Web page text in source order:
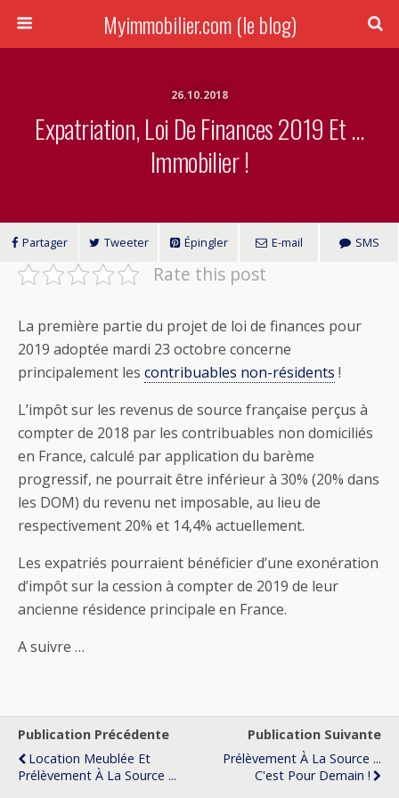
Myimmobilier.com (le blog)
26.10.2018
Expatriation, Loi De Finances 2019 Et …
Immobilier !
Partager Tweeter Épingler E-mail SMS
Rate this post
La première partie du projet de loi de finances pour
2019 adoptée mardi 23 octobre concerne
principalement les contribuables non-résidents !
L’impôt sur les revenus de source française perçus à
compter de 2018 par les contribuables non domiciliés
en France, calculé par application du barème
progressif, ne pourrait être inférieur à 30% (20% dans
les DOM) du revenu net imposable, au lieu de
respectivement 20% et 14,4% actuellement.
Les expatriés pourraient bénéficier d’une exonération
d’impôt sur la cession à compter de 2019 de leur
ancienne résidence principale en France.
A suivre …
Publication Précédente
Location Meublée Et
Prélèvement À La Source ...
Publication Suivante
Prélèvement À La Source ...
C'est Pour Demain !